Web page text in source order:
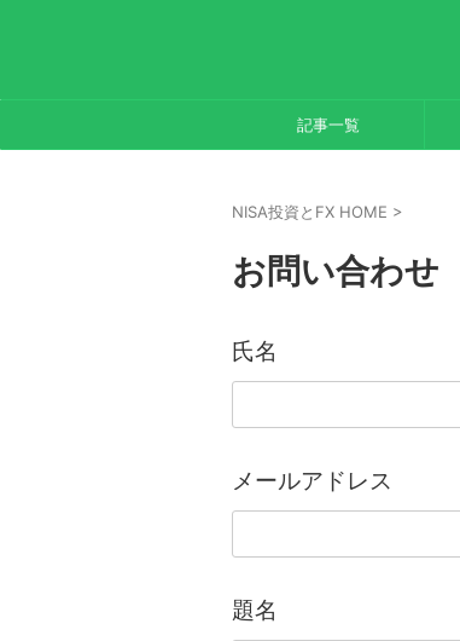
記事一覧
NISA投資とFX HOME >
お問い合わせ
氏名
メールアドレス
題名